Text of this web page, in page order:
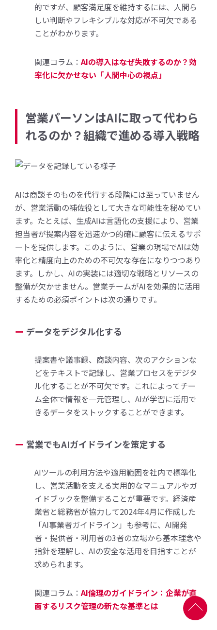
的ですが、顧客満足度を維持するには、人間ら
しい判断やフレキシブルな対応が不可欠である
ことがわかります。
関連コラム：AIの導入はなぜ失敗するのか？効
率化に欠かせない「人間中心の視点」
営業パーソンはAIに取って代わら
れるのか？組織で進める導入戦略
AIは商談そのものを代行する段階には至っていません
が、営業活動の補佐役として大きな可能性を秘めてい
ます。たとえば、生成AIは言語化の支援により、営業
担当者が提案内容を迅速かつ的確に顧客に伝えるサポ
ートを提供します。このように、営業の現場でAIは効
率化と精度向上のための不可欠な存在になりつつあり
ます。しかし、AIの実装には適切な戦略とリソースの
整備が欠かせません。営業チームがAIを効果的に活用
するための必須ポイントは次の通りです。
データをデジタル化する
提案書や議事録、商談内容、次のアクションな
どをテキストで記録し、営業プロセスをデジタ
ル化することが不可欠です。これによってチー
ム全体で情報を一元管理し、AIが学習に活用で
きるデータをストックすることができます。
営業でもAIガイドラインを策定する
AIツールの利用方法や適用範囲を社内で標準化
し、営業活動を支える実用的なマニュアルやガ
イドブックを整備することが重要です。経済産
業省と総務省が協力して2024年4月に作成した
「AI事業者ガイドライン」も参考に、AI開発
者・提供者・利用者の3者の立場から基本理念や
指針を理解し、AIの安全な活用を目指すことが
求められます。
関連コラム：AI倫理のガイドライン：企業が直
面するリスク管理の新たな基準とは